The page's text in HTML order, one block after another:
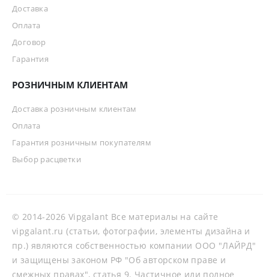
Доставка
Оплата
Договор
Гарантия
РОЗНИЧНЫМ КЛИЕНТАМ
Доставка розничным клиентам
Оплата
Гарантия розничным покупателям
Выбор расцветки
© 2014-2026 Vipgalant Все материалы на сайте
vipgalant.ru (статьи, фотографии, элементы дизайна и
пр.) являются собственностью компании ООО "ЛАЙРД"
и защищены законом РФ "Об авторском праве и
смежных правах", статья 9. Частичное или полное